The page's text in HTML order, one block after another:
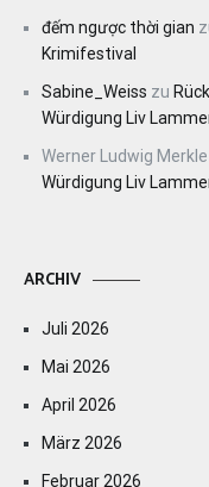
đếm ngược thời gian
Krimifestival
Sabine_Weiss zu
Würdigung Liv
Werner Ludwig Merkle
Würdigung Liv
ARCHIV
Juli 2026
Mai 2026
April 2026
März 2026
Februar 2026